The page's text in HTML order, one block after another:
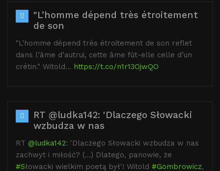
"L’homme dépend très étroitement
de son
"L’homme dépend très étroitement de son reflet
dans l’âme d’autrui, cette âme fût-elle celle d’un
crétin." Witold… https://t.co/n1r13OjwQO
RT @ludka142: 'Dlaczego Słowacki
wzbudza w nas
RT @ludka142: 'Dlaczego Słowacki wzbudza w nas
zachwyt i miłość? (…) Dlatego, panowie, że
#Słowacki wielkim poetą był'! Witold #Gombrowicz,